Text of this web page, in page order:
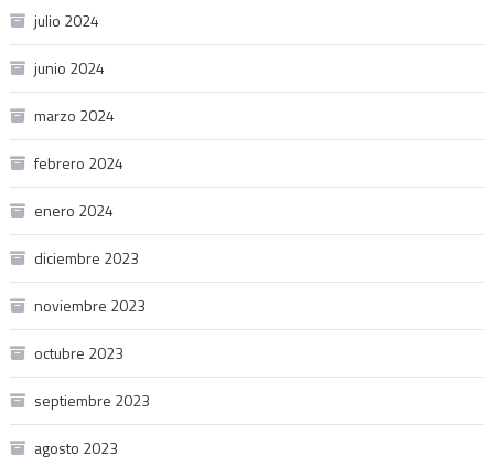
julio 2024
junio 2024
marzo 2024
febrero 2024
enero 2024
diciembre 2023
noviembre 2023
octubre 2023
septiembre 2023
agosto 2023